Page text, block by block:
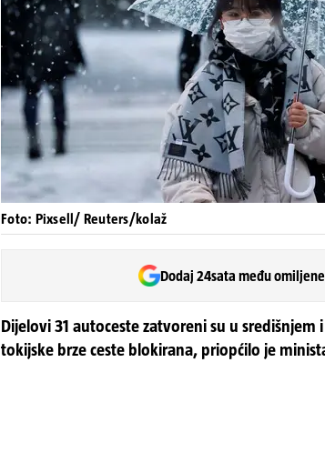
Foto: Pixsell/ Reuters/kolaž
Dodaj 24sata među
Dijelovi 31 autoceste zatvoreni su u središnjem
tokijske brze ceste blokirana, priopćilo je